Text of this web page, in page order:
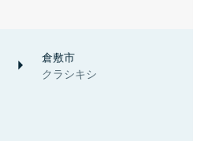
倉敷市
クラシキシ